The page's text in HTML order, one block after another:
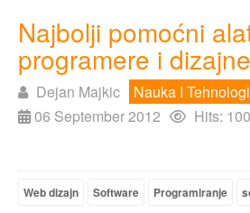
Najbolji pomoćni
programere i
Dejan Majkic
Nauka I
06 September 2012
Hits:
Web dizajn Software Programiranje